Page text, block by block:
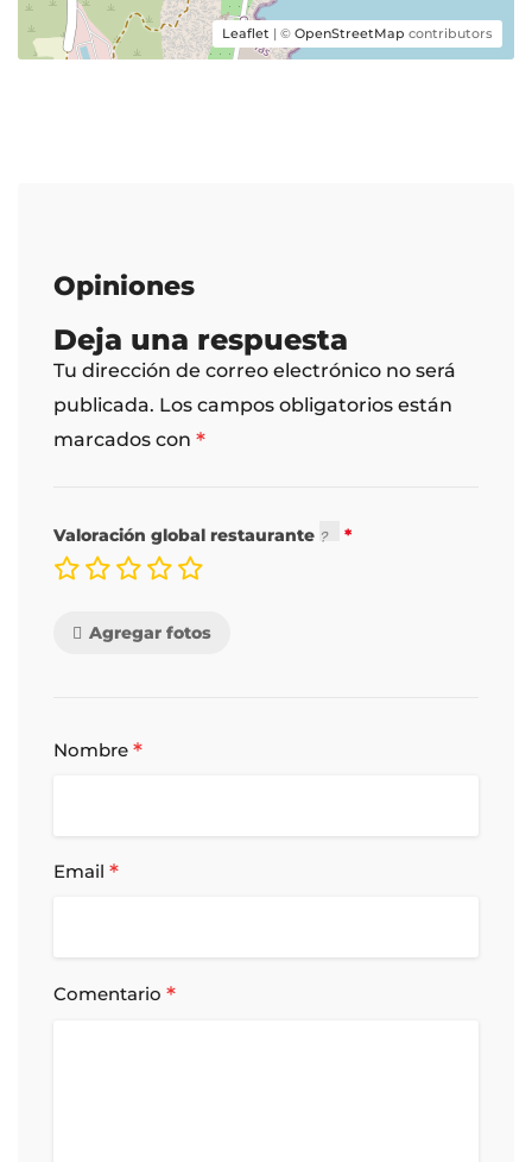
Leaflet | © OpenStreetMap contributors
Opiniones
Deja una respuesta
Tu dirección de correo electrónico no será
publicada. Los campos obligatorios están
marcados con *
Valoración global restaurante
Agregar fotos
Nombre *
Email *
Comentario *